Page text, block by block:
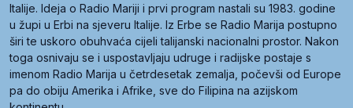
Italije. Ideja o Radio Mariji i prvi program nastali su 1983. godine
u župi u Erbi na sjeveru Italije. Iz Erbe se Radio Marija postupno
širi te uskoro obuhvaća cijeli talijanski nacionalni prostor. Nakon
toga osnivaju se i uspostavljaju udruge i radijske postaje s
imenom Radio Marija u četrdesetak zemalja, počevši od Europe
pa do obiju Amerika i Afrike, sve do Filipina na azijskom